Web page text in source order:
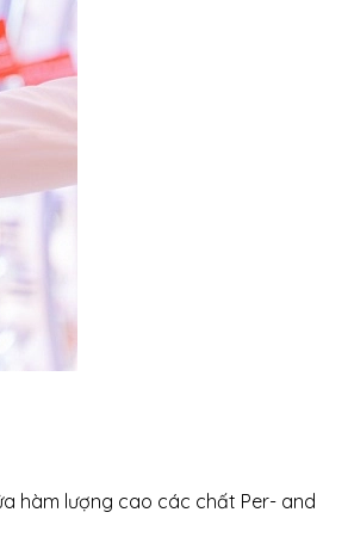
hàm lượng cao các chất Per- and